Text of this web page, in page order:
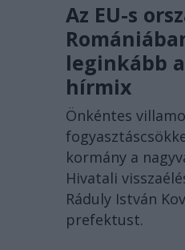
Az EU-s
leginkább
hírmix
Önkéntes
kormány a
Hivatali
Ráduly István
prefektust.